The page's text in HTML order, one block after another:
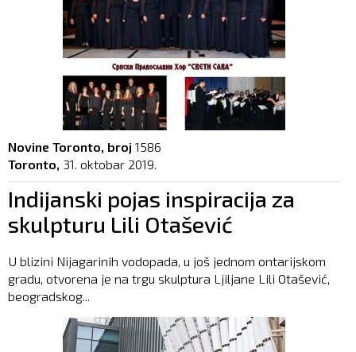
Novine Toronto, broj 1586
Toronto, 31. oktobar 2019.
Indijanski pojas inspiracija za
skulpturu Lili Otašević
U blizini Nijagarinih vodopada, u još jednom ontarijskom
gradu, otvorena je na trgu skulptura Ljiljane Lili Otašević,
beogradskog...